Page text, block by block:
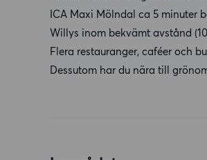
ICA Maxi Mölndal ca 5 minuter
Willys inom bekvämt avstånd
Flera restauranger, caféer och
Dessutom har du nära till